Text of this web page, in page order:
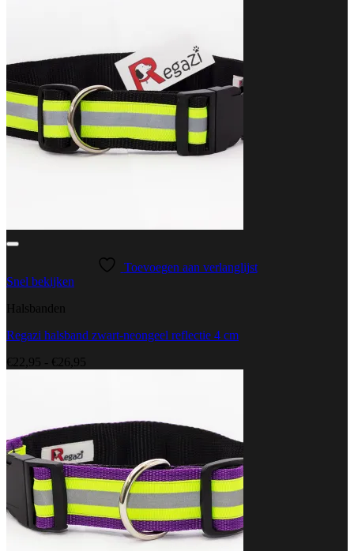
Toevoegen aan verlanglijst
Snel bekijken
Halsbanden
Regazi halsband zwart-neongeel reflectie 4 cm
€ 22,95 - € 26,95